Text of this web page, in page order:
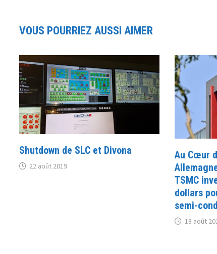
VOUS POURRIEZ AUSSI AIMER
Shutdown de SLC et Divona
22 août 2019
Au Cœur
TSMC
dollars
semi-
18 août